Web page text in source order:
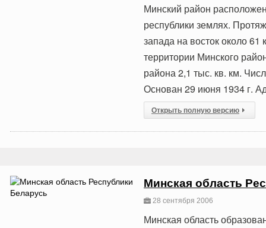
Минский район
республики землях.
запада на восток около
территории Минского
района 2,1 тыс. кв. км.
Основан 29 июня 1934 г.
Открыть полную версию
Минская область
28 сентября 2006
Минская область